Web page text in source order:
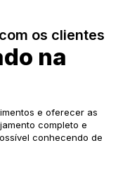
os clientes
na
e oferecer as
completo e
conhecendo de